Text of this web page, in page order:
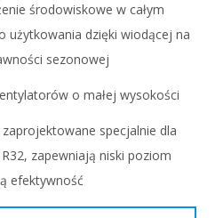
środowiskowe w całym
użytkowania dzięki wiodącej na
sezonowej
o małej wysokości
specjalnie dla
zapewniają niski poziom
efektywność